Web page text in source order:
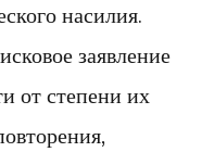
насилия.
заявление
от степени их